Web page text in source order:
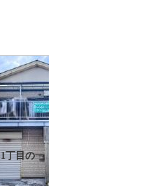
丁目の一